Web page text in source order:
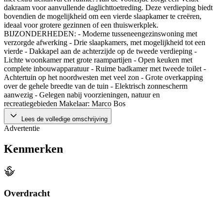
dakraam voor aanvullende daglichttoetreding. Deze verdieping biedt
bovendien de mogelijkheid om een vierde slaapkamer te creëren,
ideaal voor grotere gezinnen of een thuiswerkplek.
BIJZONDERHEDEN: - Moderne tusseneengezinswoning met
verzorgde afwerking - Drie slaapkamers, met mogelijkheid tot een
vierde - Dakkapel aan de achterzijde op de tweede verdieping -
Lichte woonkamer met grote raampartijen - Open keuken met
complete inbouwapparatuur - Ruime badkamer met tweede toilet -
Achtertuin op het noordwesten met veel zon - Grote overkapping
over de gehele breedte van de tuin - Elektrisch zonnescherm
aanwezig - Gelegen nabij voorzieningen, natuur en
recreatiegebieden Makelaar: Marco Bos
Lees de volledige omschrijving
Advertentie
Kenmerken
Overdracht